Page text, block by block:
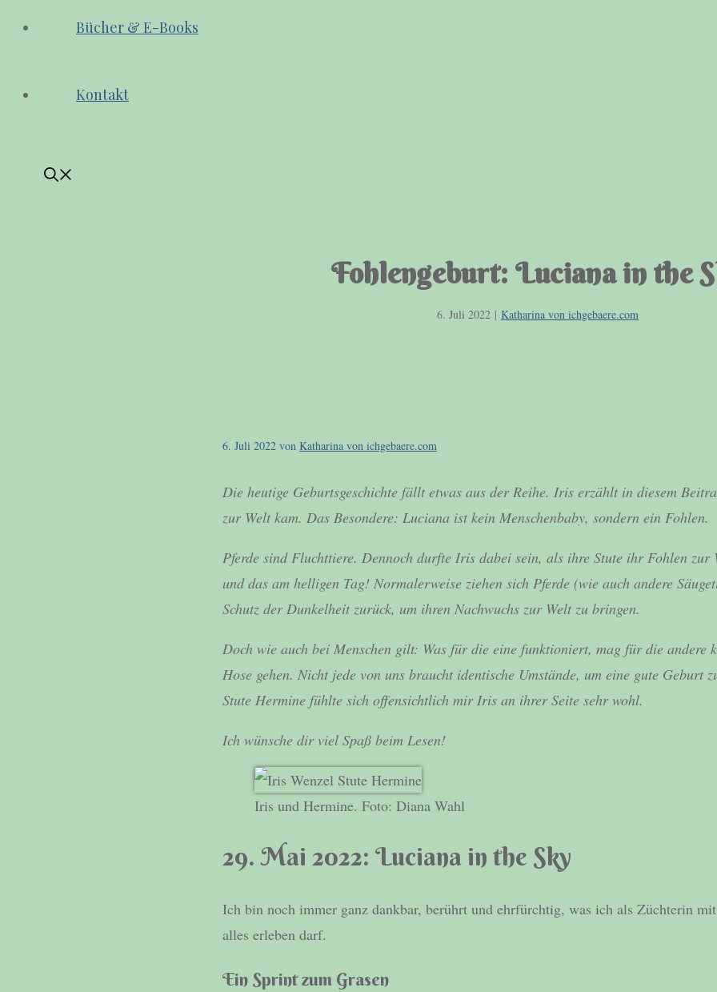
Bücher & E-Books
Kontakt
Fohlengeburt: Luciana in the
6. Juli 2022 | Katharina von ichgebaere.com
6. Juli 2022 von Katharina von ichgebaere.com
Die heutige Geburtsgeschichte fällt etwas aus der Reihe. Iris erzählt in diesem
zur Welt kam. Das Besondere: Luciana ist kein Menschenbaby, sondern ein Fohlen.
Pferde sind Fluchttiere. Dennoch durfte Iris dabei sein, als ihre Stute ihr Fohlen
und das am helligen Tag! Normalerweise ziehen sich Pferde (wie auch andere
Schutz der Dunkelheit zurück, um ihren Nachwuchs zur Welt zu bringen.
Doch wie auch bei Menschen gilt: Was für die eine funktioniert, mag für die andere
Hose gehen. Nicht jede von uns braucht identische Umstände, um eine gute Geburt
Stute Hermine fühlte sich offensichtlich mir Iris an ihrer Seite sehr wohl.
Ich wünsche dir viel Spaß beim Lesen!
Iris und Hermine. Foto: Diana Wahl
29. Mai 2022: Luciana in the Sky
Ich bin noch immer ganz dankbar, berührt und ehrfürchtig, was ich als Züchterin
alles erleben darf.
Ein Sprint zum Grasen